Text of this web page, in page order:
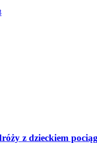
z dzieckiem